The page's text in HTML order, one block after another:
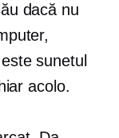
dacă nu
sunetul
acolo.